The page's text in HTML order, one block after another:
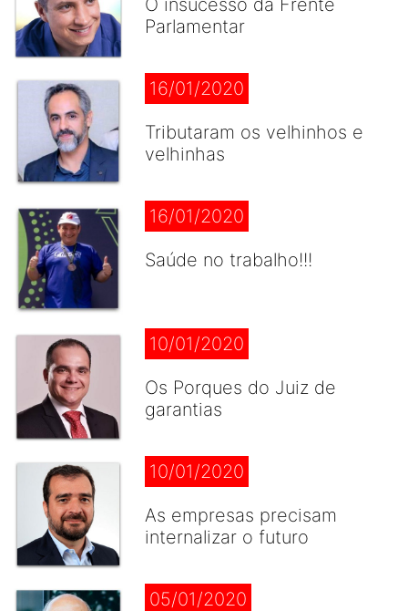
Parlamentar
16/01/2020
Tributaram os velhinhos e
velhinhas
16/01/2020
Saúde no trabalho!!!
10/01/2020
Os Porques do Juiz de
garantias
10/01/2020
As empresas precisam
internalizar o futuro
05/01/2020